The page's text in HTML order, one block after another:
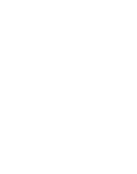
preferiti con